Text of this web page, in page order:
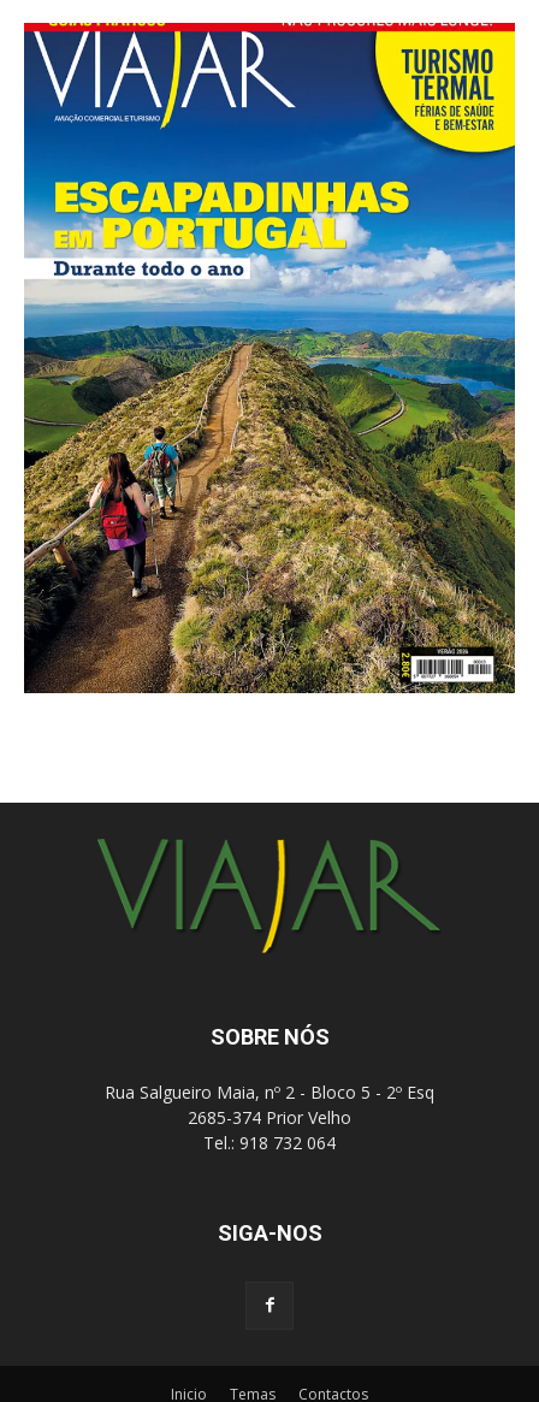
SOBRE NÓS
Rua Salgueiro Maia, nº 2 - Bloco 5 - 2º Esq
2685-374 Prior Velho
Tel.: 918 732 064
SIGA-NOS
Inicio Temas Contactos